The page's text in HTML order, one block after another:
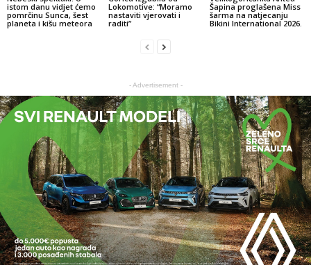
istom danu vidjet ćemo
pomrčinu Sunca, šest
planeta i kišu meteora
Lokomotive: “Moramo
nastaviti vjerovati i
raditi”
Šapina proglašena Miss
šarma na natjecanju
Bikini International 2026.
- Advertisement -